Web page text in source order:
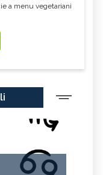
a menu vegetariani